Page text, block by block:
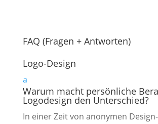
FAQ (Fragen + Antworten)
Logo-Design
a
Warum macht persönliche
Logodesign den Unterschied?
In einer Zeit von anonymen Design-